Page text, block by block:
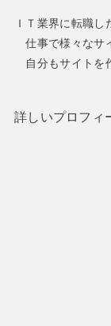
ＩＴ業界に転職し
仕事で様々なサ
自分もサイトを
詳しいプロフィ